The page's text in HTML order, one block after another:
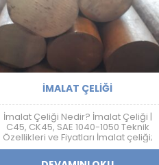
İMALAT ÇELIĞI
İmalat Çeliği Nedir? İmalat Çeliği |
C45, CK45, SAE 1040-1050 Teknik
Özellikleri ve Fiyatları İmalat çeliği;
makine, otomotiv, savunma
sanayi, kalıp ve mekanik sistem